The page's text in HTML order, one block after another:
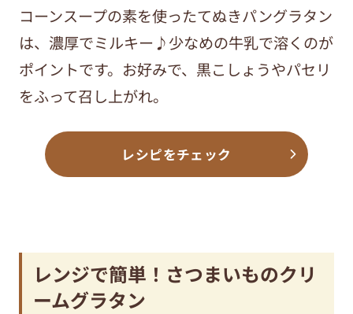
コーンスープの素を使ったてぬきパングラタン
は、濃厚でミルキー♪少なめの牛乳で溶くのが
ポイントです。お好みで、黒こしょうやパセリ
をふって召し上がれ。
レシピをチェック
レンジで簡単！さつまいものクリ
ームグラタン